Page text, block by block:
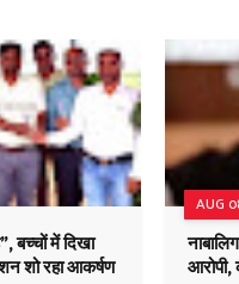
बच्चों में दिखा
शो रहा आकर्षण
AUG